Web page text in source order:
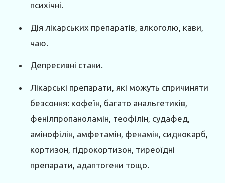
психічні.
Дія лікарських препаратів, алкоголю, кави,
чаю.
Депресивні стани.
Лікарські препарати, які можуть спричиняти
безсоння: кофеїн, багато анальгетиків,
фенілпропаноламін, теофілін, судафед,
амінофілін, амфетамін, фенамін, сиднокарб,
кортизон, гідрокортизон, тиреоїдні
препарати, адаптогени тощо.